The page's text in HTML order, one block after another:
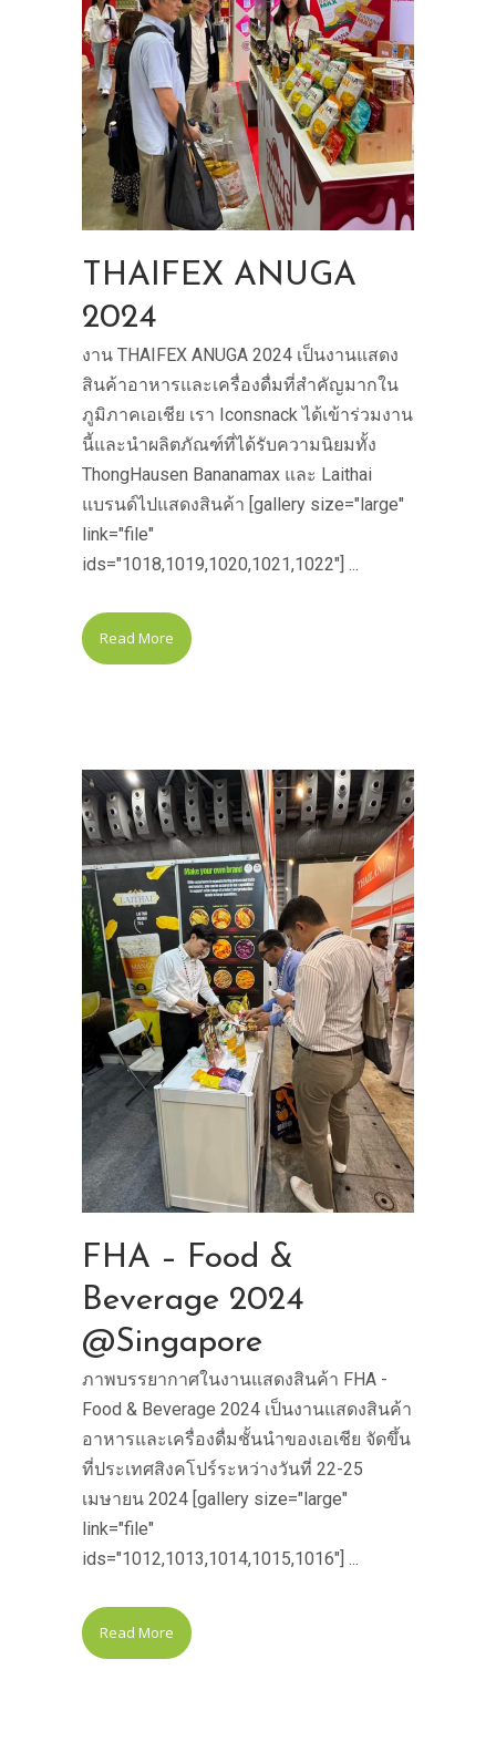
THAIFEX ANUGA
2024
งาน THAIFEX ANUGA 2024 เป็นงานแสดง
สินค้าอาหารและเครื่องดื่มที่สำคัญมากใน
ภูมิภาคเอเชีย เรา Iconsnack ได้เข้าร่วมงาน
นี้และนำผลิตภัณฑ์ที่ได้รับความนิยมทั้ง
ThongHausen Bananamax และ Laithai
แบรนด์ไปแสดงสินค้า [gallery size="large"
link="file"
ids="1018,1019,1020,1021,1022"] ...
Read More
FHA – Food &
Beverage 2024
@Singapore
ภาพบรรยากาศในงานแสดงสินค้า FHA -
Food & Beverage 2024 เป็นงานแสดงสินค้า
อาหารและเครื่องดื่มชั้นนำของเอเชีย จัดขึ้น
ที่ประเทศสิงคโปร์ระหว่างวันที่ 22-25
เมษายน 2024 [gallery size="large"
link="file"
ids="1012,1013,1014,1015,1016"] ...
Read More